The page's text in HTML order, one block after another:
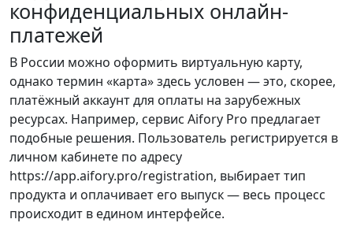
конфиденциальных онлайн-
платежей
В России можно оформить виртуальную карту,
однако термин «карта» здесь условен — это, скорее,
платёжный аккаунт для оплаты на зарубежных
ресурсах. Например, сервис Aifory Pro предлагает
подобные решения. Пользователь регистрируется в
личном кабинете по адресу
https://app.aifory.pro/registration, выбирает тип
продукта и оплачивает его выпуск — весь процесс
происходит в едином интерфейсе.